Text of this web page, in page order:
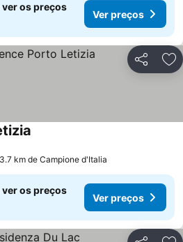
ver os preços
Ver preços
Partilhar
km de Campione d'Italia
ver os preços
Ver preços